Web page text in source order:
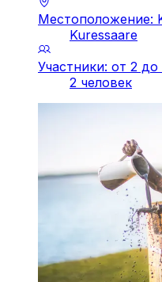
Местоположение:
Kuressaare
Участники: от 2 до
2 человек